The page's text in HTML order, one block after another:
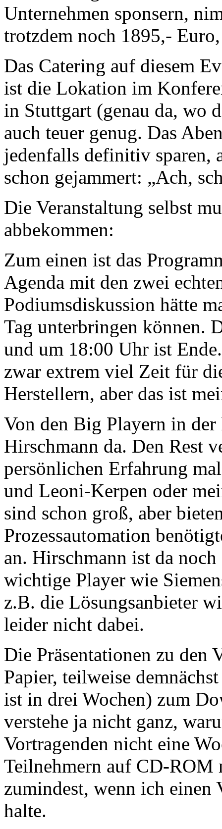
Unternehmen sponsern,
trotzdem noch 1895,-
Das Catering auf diesem
ist die Lokation im
in Stuttgart (genau da, wo
auch teuer genug. Das
jedenfalls definitiv sparen,
schon gejammert: „Ach,
Die Veranstaltung selbst
abbekommen:
Zum einen ist das
Agenda mit den zwei
Podiumsdiskussion hätte
Tag unterbringen können.
und um 18:00 Uhr ist
zwar extrem viel Zeit für
Herstellern, aber das ist
Von den Big Playern in
Hirschmann da. Den Rest
persönlichen Erfahrung
und Leoni-Kerpen oder
sind schon groß, aber
Prozessautomation
an. Hirschmann ist da
wichtige Player wie
z.B. die Lösungsanbieter
leider nicht dabei.
Die Präsentationen zu den
Papier, teilweise
ist in drei Wochen) zum
verstehe ja nicht ganz,
Vortragenden nicht eine
Teilnehmern auf CD-ROM
zumindest, wenn ich einen
halte.